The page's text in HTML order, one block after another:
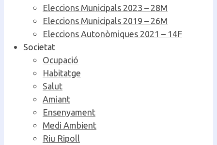
Eleccions Municipals 2023 – 28M
Eleccions Municipals 2019 – 26M
Eleccions Autonòmiques 2021 – 14F
Societat
Ocupació
Habitatge
Salut
Amiant
Ensenyament
Medi Ambient
Riu Ripoll